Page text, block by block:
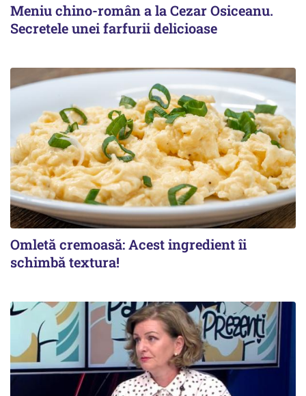
Meniu chino-român a la Cezar Osiceanu.
Secretele unei farfurii delicioase
Omletă cremoasă: Acest ingredient îi
schimbă textura!